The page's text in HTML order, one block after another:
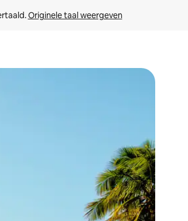
Originele taal weergeven